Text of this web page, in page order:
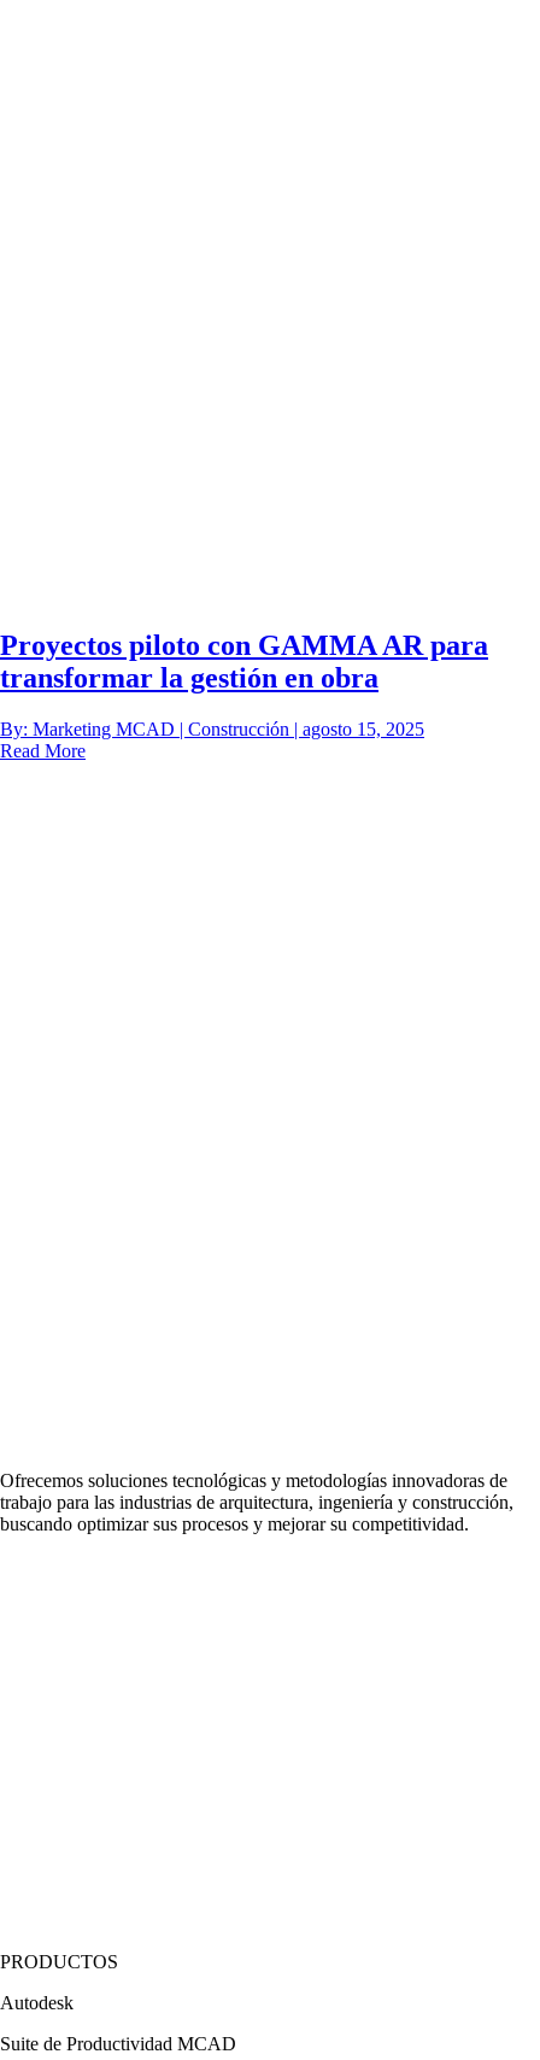
Proyectos piloto con GAMMA AR para
transformar la gestión en obra
By: Marketing MCAD | Construcción | agosto 15, 2025
Read More
Ofrecemos soluciones tecnológicas y metodologías innovadoras de
trabajo para las industrias de arquitectura, ingeniería y construcción,
buscando optimizar sus procesos y mejorar su competitividad.
PRODUCTOS
Autodesk
Suite de Productividad MCAD